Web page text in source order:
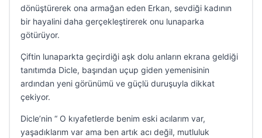
dönüştürerek ona armağan eden Erkan, sevdiği kadının
bir hayalini daha gerçekleştirerek onu lunaparka
götürüyor.
Çiftin lunaparkta geçirdiği aşk dolu anların ekrana geldiği
tanıtımda Dicle, başından uçup giden yemenisinin
ardından yeni görünümü ve güçlü duruşuyla dikkat
çekiyor.
Dicle’nin “ O kıyafetlerde benim eski acılarım var,
yaşadıklarım var ama ben artık acı değil, mutluluk